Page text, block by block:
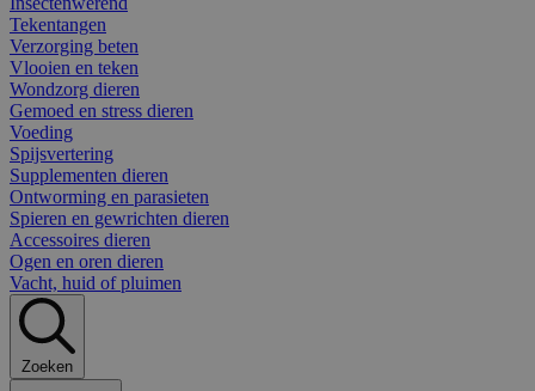
Tekentangen
Verzorging beten
Vlooien en teken
Wondzorg dieren
Gemoed en stress dieren
Voeding
Spijsvertering
Supplementen dieren
Ontworming en parasieten
Spieren en gewrichten dieren
Accessoires dieren
Ogen en oren dieren
Vacht, huid of pluimen
Zoeken